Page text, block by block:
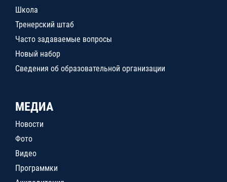
Школа
Тренерский штаб
Часто задаваемые вопросы
Новый набор
Сведения об образовательной организации
МЕДИА
Новости
Фото
Видео
Программки